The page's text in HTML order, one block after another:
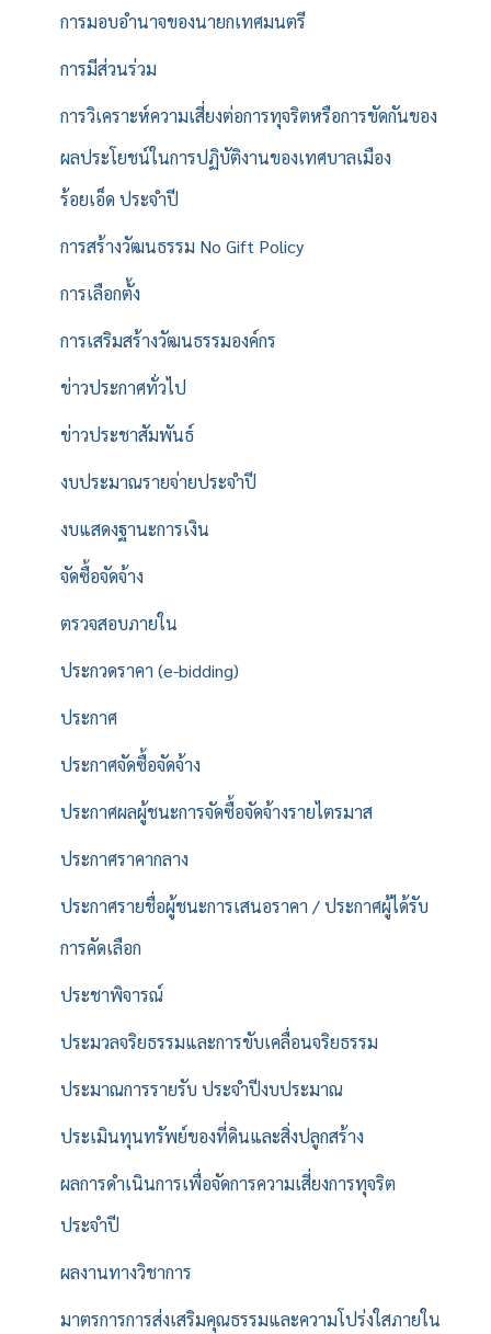
การมอบอำนาจของนายกเทศมนตรี
การมีส่วนร่วม
การวิเคราะห์ความเสี่ยงต่อการทุจริตหรือการขัดกันของ
ผลประโยชน์ในการปฏิบัติงานของเทศบาลเมือง
ร้อยเอ็ด ประจำปี
การสร้างวัฒนธรรม No Gift Policy
การเลือกตั้ง
การเสริมสร้างวัฒนธรรมองค์กร
ข่าวประกาศทั่วไป
ข่าวประชาสัมพันธ์
งบประมาณรายจ่ายประจำปี
งบแสดงฐานะการเงิน
จัดซื้อจัดจ้าง
ตรวจสอบภายใน
ประกวดราคา (e-bidding)
ประกาศ
ประกาศจัดซื้อจัดจ้าง
ประกาศผลผู้ชนะการจัดซื้อจัดจ้างรายไตรมาส
ประกาศราคากลาง
ประกาศรายชื่อผู้ชนะการเสนอราคา / ประกาศผู้ได้รับ
การคัดเลือก
ประชาพิจารณ์
ประมวลจริยธรรมและการขับเคลื่อนจริยธรรม
ประมาณการรายรับ ประจำปีงบประมาณ
ประเมินทุนทรัพย์ของที่ดินและสิ่งปลูกสร้าง
ผลการดำเนินการเพื่อจัดการความเสี่ยงการทุจริต
ประจำปี
ผลงานทางวิชาการ
มาตรการการส่งเสริมคุณธรรมและความโปร่งใสภายใน